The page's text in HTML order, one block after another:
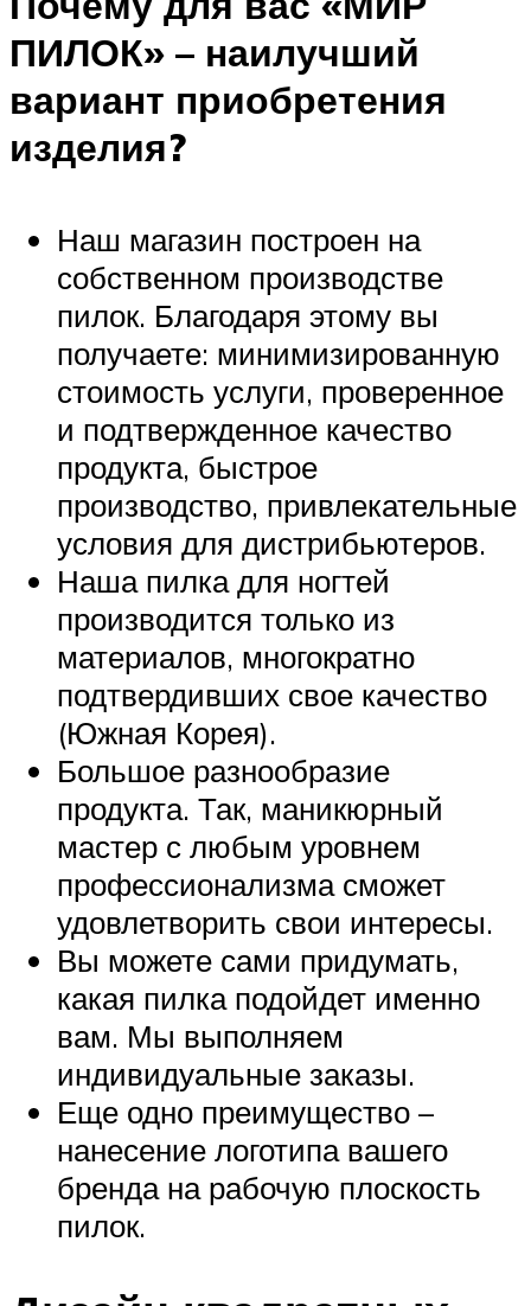
ПИЛОК» – наилучший
вариант приобретения
изделия?
Наш магазин построен на
собственном производстве
пилок. Благодаря этому вы
получаете: минимизированную
стоимость услуги, проверенное
и подтвержденное качество
продукта, быстрое
производство, привлекательные
условия для дистрибьютеров.
Наша пилка для ногтей
производится только из
материалов, многократно
подтвердивших свое качество
(Южная Корея).
Большое разнообразие
продукта. Так, маникюрный
мастер с любым уровнем
профессионализма сможет
удовлетворить свои интересы.
Вы можете сами придумать,
какая пилка подойдет именно
вам. Мы выполняем
индивидуальные заказы.
Еще одно преимущество –
нанесение логотипа вашего
бренда на рабочую плоскость
пилок.